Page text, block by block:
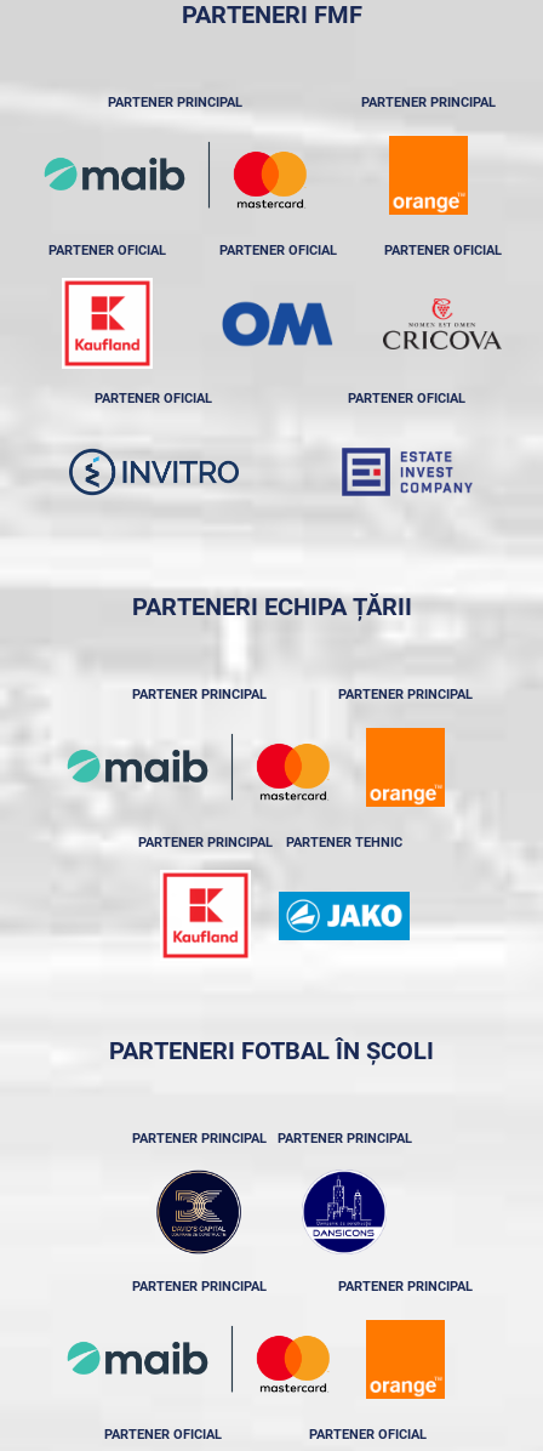
PARTENERI FMF
PARTENER PRINCIPAL PARTENER PRINCIPAL
PARTENER OFICIAL PARTENER OFICIAL PARTENER OFICIAL
PARTENER OFICIAL PARTENER OFICIAL
PARTENERI ECHIPA ȚĂRII
PARTENER PRINCIPAL PARTENER PRINCIPAL
PARTENER PRINCIPAL PARTENER TEHNIC
PARTENERI FOTBAL ÎN ȘCOLI
PARTENER PRINCIPAL PARTENER PRINCIPAL
PARTENER PRINCIPAL PARTENER PRINCIPAL
PARTENER OFICIAL PARTENER OFICIAL